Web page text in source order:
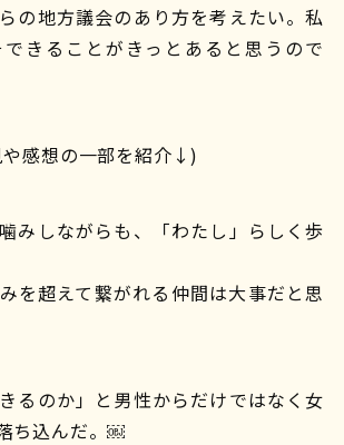
の地方議会のあり方を考えたい。私
きることがきっとあると思うので
感想の一部を紹介↓)
みしながらも、「わたし」らしく歩
を超えて繋がれる仲間は大事だと思
るのか」と男性からだけではなく女
ち込んだ。￼